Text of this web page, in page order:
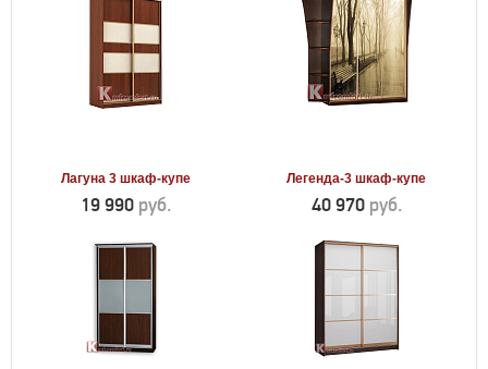
Лагуна 3 шкаф-купе
19 990 руб.
Легенда-3 шкаф-купе
40 970 руб.